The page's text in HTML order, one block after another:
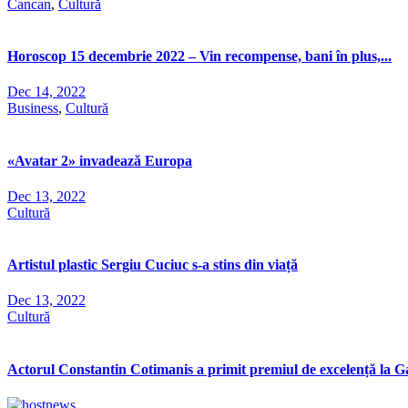
Cancan, Cultură
Horoscop 15 decembrie 2022 – Vin recompense, bani în plus,...
Dec 14, 2022
Business, Cultură
«Avatar 2» invadează Europa
Dec 13, 2022
Cultură
Artistul plastic Sergiu Cuciuc s-a stins din viață
Dec 13, 2022
Cultură
Actorul Constantin Cotimanis a primit premiul de excelență la